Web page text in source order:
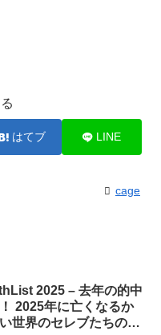
はてブ LINE
cage
2025 – 去年の的中
2025年に亡くなるか
世界のセレブたちのリ